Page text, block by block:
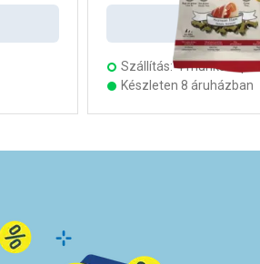
Kosárba
Szállítás: 4 munkanap
Készleten 8 áruházban